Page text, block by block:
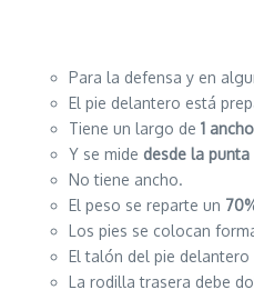
Para la defensa y en
El pie delantero está
Tiene un largo de 1
Y se mide desde la
No tiene ancho.
El peso se reparte un
Los pies se colocan
El talón del pie
La rodilla trasera debe